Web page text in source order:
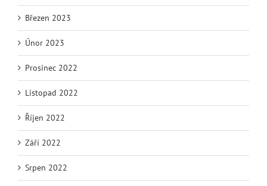
Březen 2023
Únor 2023
Prosinec 2022
Listopad 2022
Říjen 2022
Září 2022
Srpen 2022